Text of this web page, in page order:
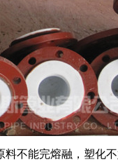
能完熔融，塑化